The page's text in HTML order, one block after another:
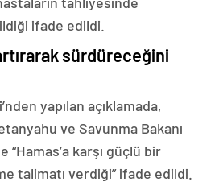
ifade edildi.
sürdüreceğini
yapılan açıklamada,
ve Savunma Bakanı
“Hamas’a karşı güçlü bir
talimatı verdiği” ifade edildi.